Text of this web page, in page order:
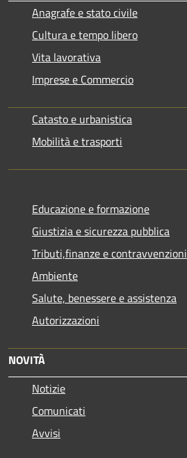
Anagrafe e stato civile
Cultura e tempo libero
Vita lavorativa
Imprese e Commercio
Catasto e urbanistica
Mobilità e trasporti
Educazione e formazione
Giustizia e sicurezza pubblica
Tributi,finanze e contravvenzioni
Ambiente
Salute, benessere e assistenza
Autorizzazioni
NOVITÀ
Notizie
Comunicati
Avvisi